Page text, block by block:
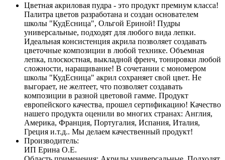
Цветная акриловая пудра - это продукт премиум класса!
Палитра цветов разработана и создан основателем
школы "КудЕсница", Ольгой Ериной! Пудры
универсальные, подходят для любого вида лепки.
Идеальная консистенция акрила позволяет создавать
цветочные композиции в любой технике. Объемная
лепка, плоскостная, выкладной френч, тонировки любой
сложности, наращивание! В сочетании с мономером
школы "КудЕсница" акрил сохраняет свой цвет. Не
выгорает, не желтеет, что позволяет создавать
композиции в разной цветовой гамме. Продукт
европейского качества, прошел сертификацию! Качество
нашего продукта оценили во многих странах: Англия,
Америка, Франция, Португалия, Испания, Италия,
Греция и.т.д.. Мы делаем качественный продукт!
Производитель:
ИП Ерина О.Е.